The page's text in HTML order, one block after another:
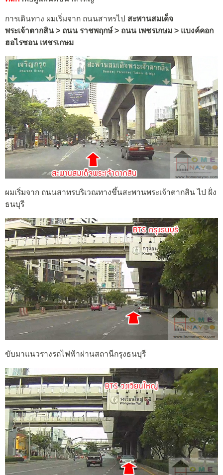
การเดินทาง ผมเริ่มจาก ถนนสาทรไป สะพานสมเด็จ
พระเจ้าตากสิน > ถนน ราชพฤกษ์ > ถนน เพชรเกษม > แบงค์คอก
ฮอไรซอน เพชรเกษม
ผมเริ่มจาก ถนนสาทรบริเวณทางขึ้นสะพานพระเจ้าตากสิน ไป ฝั่ง
ธนบุรี
ขับมาแนวรางรถไฟฟ้าผ่านสถานีกรุงธนบุรี